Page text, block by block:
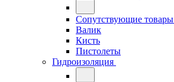
Сопутствующие товары
Валик
Кисть
Пистолеты
Гидроизоляция